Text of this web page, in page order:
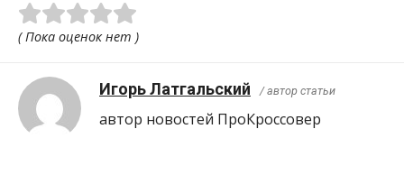
( Пока оценок нет )
Игорь Латгальский / автор статьи
автор новостей ПроКроcсовер